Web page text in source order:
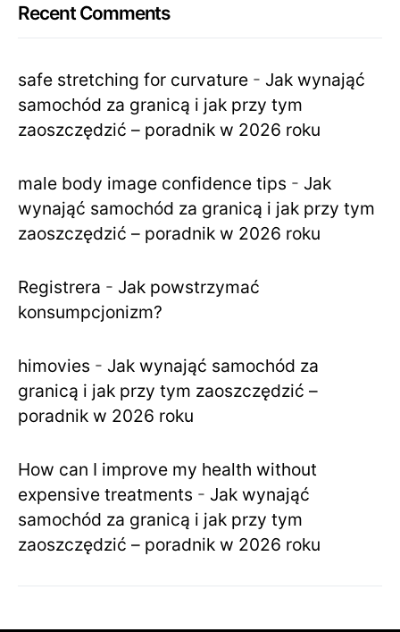
Recent Comments
safe stretching for curvature - Jak wynająć
samochód za granicą i jak przy tym
zaoszczędzić – poradnik w 2026 roku
male body image confidence tips - Jak
wynająć samochód za granicą i jak przy tym
zaoszczędzić – poradnik w 2026 roku
Registrera - Jak powstrzymać
konsumpcjonizm?
himovies - Jak wynająć samochód za
granicą i jak przy tym zaoszczędzić –
poradnik w 2026 roku
How can I improve my health without
expensive treatments - Jak wynająć
samochód za granicą i jak przy tym
zaoszczędzić – poradnik w 2026 roku